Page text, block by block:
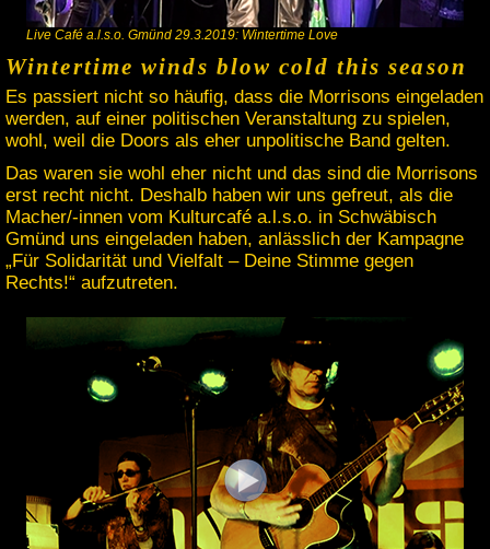
Live Café a.l.s.o. Gmünd 29.3.2019: Wintertime Love
Wintertime winds blow cold this season
Es passiert nicht so häufig, dass die Morrisons eingeladen
werden, auf einer politischen Veranstaltung zu spielen,
wohl, weil die Doors als eher unpolitische Band gelten.
Das waren sie wohl eher nicht und das sind die Morrisons
erst recht nicht. Deshalb haben wir uns gefreut, als die
Macher/-innen vom Kulturcafé a.l.s.o. in Schwäbisch
Gmünd uns eingeladen haben, anlässlich der Kampagne
„Für Solidarität und Vielfalt – Deine Stimme gegen
Rechts!“ aufzutreten.